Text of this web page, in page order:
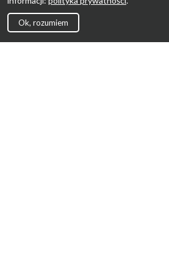
Ok, rozumiem